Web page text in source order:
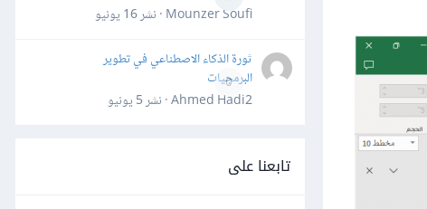
Mounzer Soufi · نشر
16 يونيو
0
ثورة الذكاء الاصطناعي في تطوير
البرمجيات
Ahmed Hadi2 · نشر
5 يونيو
تابعنا على